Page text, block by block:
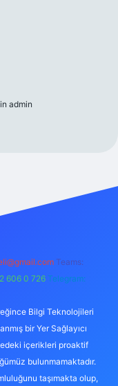
admin
Teams:
606 0 726 Telegram:
Bilgi Teknolojileri
bir Yer Sağlayıcı
içerikleri proaktif
bulunmamaktadır.
taşımakta olup,